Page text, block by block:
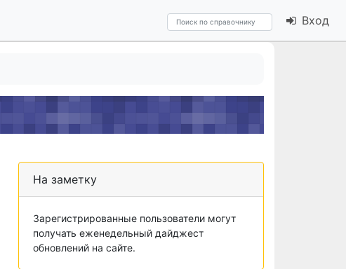
Вход
На заметку
Зарегистрированные пользователи могут
получать еженедельный дайджест
обновлений на сайте.